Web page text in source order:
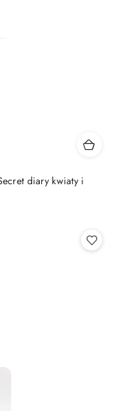
diary kwiaty i